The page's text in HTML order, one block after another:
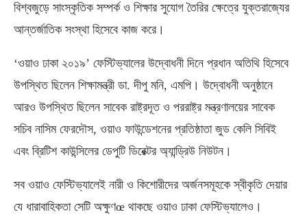
বিশ্বজুড়ে সাংস্কৃতিক সম্পর্ক ও শিক্ষার সুযোগ তৈরির ক্ষেত্রে যুক্তরাজ্যের
আন্তর্জাতিক সংস্থা হিসেবে কাজ করে।
‘ওয়াও ঢাকা ২০১৯’ ফেস্টিভ্যালের উদ্বোধনী দিনে প্রধান অতিথি হিসেবে
উপস্থিত ছিলেন শিক্ষামন্ত্রী ডা. দীপু মনি, এমপি। উদ্বোধনী অনুষ্ঠানে
আরও উপস্থিত ছিলেন সাবেক রাষ্ট্রদূত ও পররাষ্ট্র মন্ত্রণালয়ের সাবেক
সচিব নাসিম ফেরদৌস, ওয়াও ফাউন্ডেশনের প্রতিষ্ঠাতা জুড কেলি সিবিই
এবং ব্রিটিশ কাউন্সিলের ডেপুটি ডিরেক্টর অ্যান্ড্রিউ নিউটন।
সব ওয়াও ফেস্টিভ্যালেই নারী ও কিশোরীদের অর্জনসমূহকে স্বীকৃতি দেয়ার
যে ধারাবাহিকতা সেটি অক্ষুণœ থাকছে ওয়াও ঢাকা ফেস্টিভ্যালেও।